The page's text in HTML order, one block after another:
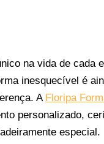
na vida de cada
inesquecível é
A Floripa
personalizado,
especial.